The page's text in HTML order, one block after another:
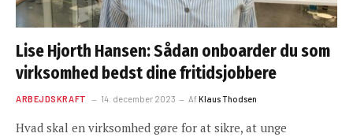
Lise Hjorth Hansen: Sådan onboarder du som
virksomhed bedst dine fritidsjobbere
ARBEJDSKRAFT 14. december 2023 AfKlaus Thodsen
Hvad skal en virksomhed gøre for at sikre, at unge